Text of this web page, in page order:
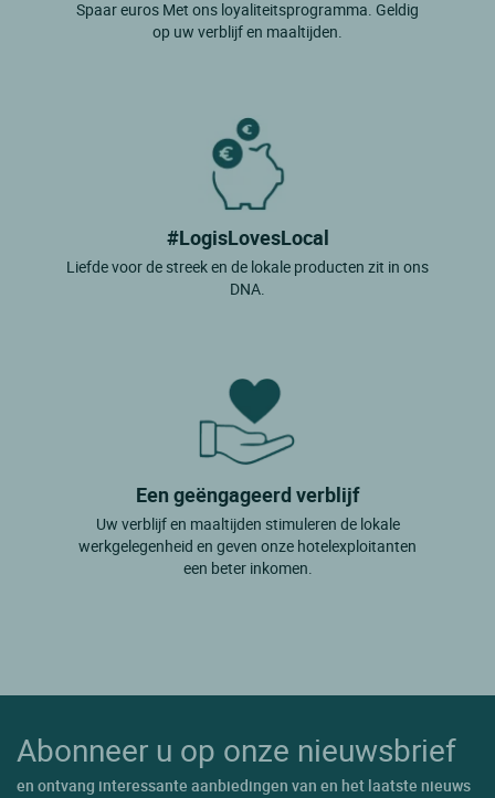
Spaar euros Met ons loyaliteitsprogramma. Geldig
op uw verblijf en maaltijden.
#LogisLovesLocal
Liefde voor de streek en de lokale producten zit in ons
DNA.
Een geëngageerd verblijf
Uw verblijf en maaltijden stimuleren de lokale
werkgelegenheid en geven onze hotelexploitanten
een beter inkomen.
Abonneer u op onze nieuwsbrief
en ontvang interessante aanbiedingen van en het laatste nieuws